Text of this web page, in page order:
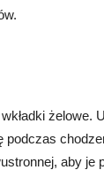
żelowe.
aby je